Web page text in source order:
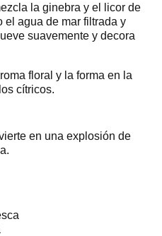
la ginebra y el licor de
el agua de mar filtrada y
suavemente y decora
floral y la forma en la
cítricos.
en una explosión de